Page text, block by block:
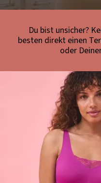
Du bist unsicher?
besten direkt einen
oder